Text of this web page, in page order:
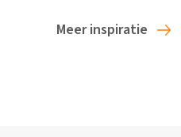
Meer inspiratie